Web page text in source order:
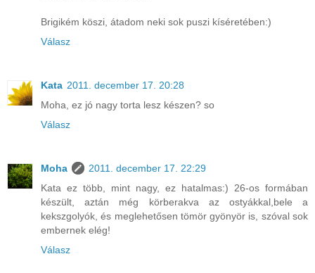
Brigikém köszi, átadom neki sok puszi kíséretében:)
Válasz
Kata 2011. december 17. 20:28
Moha, ez jó nagy torta lesz készen? so
Válasz
Moha
2011. december 17. 22:29
Kata ez több, mint nagy, ez hatalmas:) 26-os formában
készült, aztán még körberakva az ostyákkal,bele a
kekszgolyók, és meglehetősen tömör gyönyör is, szóval sok
embernek elég!
Válasz